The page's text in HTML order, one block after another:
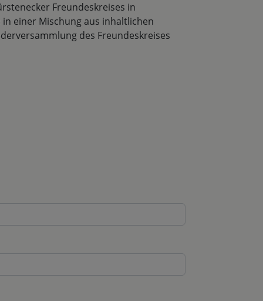
Freundeskreises in
einer Mischung aus inhaltlichen
des Freundeskreises